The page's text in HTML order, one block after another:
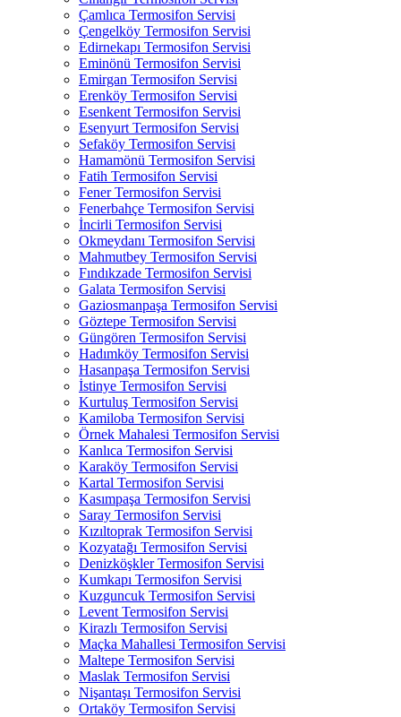
Çamlıca Termosifon Servisi
Çengelköy Termosifon Servisi
Edirnekapı Termosifon Servisi
Eminönü Termosifon Servisi
Emirgan Termosifon Servisi
Erenköy Termosifon Servisi
Esenkent Termosifon Servisi
Esenyurt Termosifon Servisi
Sefaköy Termosifon Servisi
Hamamönü Termosifon Servisi
Fatih Termosifon Servisi
Fener Termosifon Servisi
Fenerbahçe Termosifon Servisi
İncirli Termosifon Servisi
Okmeydanı Termosifon Servisi
Mahmutbey Termosifon Servisi
Fındıkzade Termosifon Servisi
Galata Termosifon Servisi
Gaziosmanpaşa Termosifon Servisi
Göztepe Termosifon Servisi
Güngören Termosifon Servisi
Hadımköy Termosifon Servisi
Hasanpaşa Termosifon Servisi
İstinye Termosifon Servisi
Kurtuluş Termosifon Servisi
Kamiloba Termosifon Servisi
Örnek Mahalesi Termosifon Servisi
Kanlıca Termosifon Servisi
Karaköy Termosifon Servisi
Kartal Termosifon Servisi
Kasımpaşa Termosifon Servisi
Saray Termosifon Servisi
Kızıltoprak Termosifon Servisi
Kozyatağı Termosifon Servisi
Denizköşkler Termosifon Servisi
Kumkapı Termosifon Servisi
Kuzguncuk Termosifon Servisi
Levent Termosifon Servisi
Kirazlı Termosifon Servisi
Maçka Mahallesi Termosifon Servisi
Maltepe Termosifon Servisi
Maslak Termosifon Servisi
Nişantaşı Termosifon Servisi
Ortaköy Termosifon Servisi